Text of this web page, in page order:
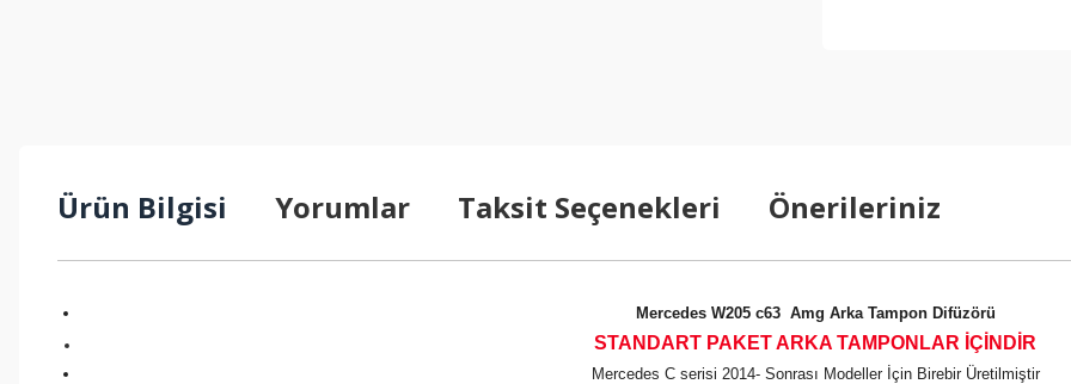
Ürün Bilgisi Yorumlar Taksit Seçenekleri Önerileriniz
Mercedes W205 c63 Amg Arka Tampon Difüzörü
STANDART PAKET ARKA TAMPONLAR İÇİNDİR
Mercedes C serisi 2014- Sonrası Modeller İçin Birebir Üretilmiştir